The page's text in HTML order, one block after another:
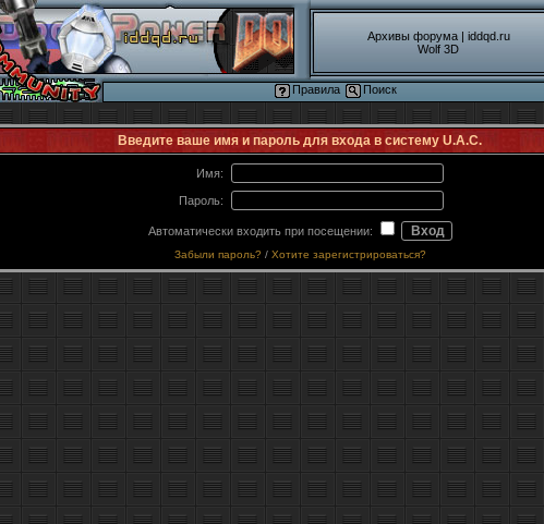
Архивы форума| iddqd.ru
Wolf 3D
Правила
Поиск
Введите ваше имя и пароль для входа в систему U.A.C.
Имя:
Пароль:
Автоматически входить при посещении:
Забыли пароль? / Хотите зарегистрироваться?